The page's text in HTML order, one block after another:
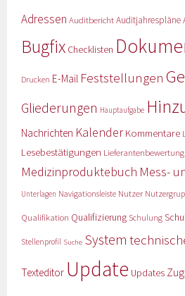
Adressen AuditberichtAuditjahrespläne
Bugfix Checklisten
Drucken E-Mail Feststellungen
Gliederungen Hauptaufgabe
Nachrichten KalenderKommentare
Lesebestätigungen Lieferantenbewertung
Medizinproduktebuch Mess-
Unterlagen Navigationsleiste Nutzer
Qualifikation Qualifizierung Schulung
Stellenprofil Suche System
Texteditor Update Updates